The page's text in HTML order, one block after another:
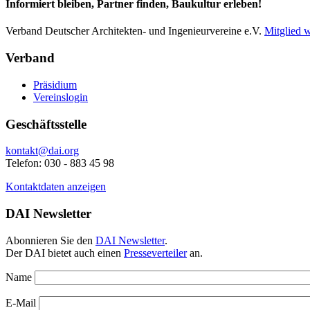
Informiert bleiben, Partner finden, Baukultur erleben!
Verband Deutscher Architekten- und Ingenieurvereine e.V. Mitglied
Verband
Präsidium
Vereinslogin
Geschäftsstelle
kontakt@dai.org
Telefon: 030 - 883 45 98
Kontaktdaten anzeigen
DAI Newsletter
Abonnieren Sie den DAI Newsletter.
Der DAI bietet auch einen Presseverteileran.
Name
E-Mail